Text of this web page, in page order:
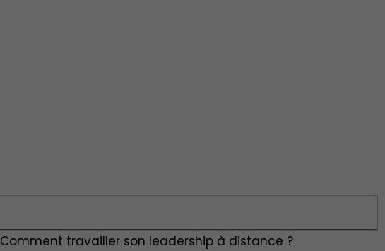
Comment travailler son leadership à distance ?